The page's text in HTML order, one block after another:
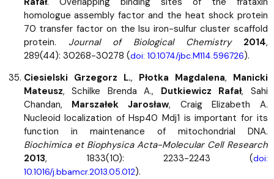
homologue assembly factor and the heat shock protein
70 transfer factor on the Isu iron-sulfur cluster scaffold
protein. Journal of Biological Chemistry 2014,
289(44): 30268-30278 (doi: 10.1074/jbc.M114.596726).
Ciesielski Grzegorz L., Płotka Magdalena, Manicki
Mateusz, Schilke Brenda A., Dutkiewicz Rafał, Sahi
Chandan, Marszałek Jarosław, Craig Elizabeth A.
Nucleoid localization of Hsp40 Mdj1 is important for its
function in maintenance of mitochondrial DNA.
Biochimica et Biophysica Acta-Molecular Cell Research
2013, 1833(10): 2233-2243 (doi:
10.1016/j.bbamcr.2013.05.012).